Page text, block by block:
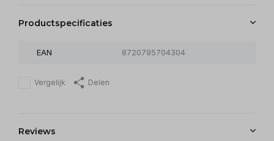
Productspecificaties
EAN 8720795704304
Vergelijk Delen
Reviews